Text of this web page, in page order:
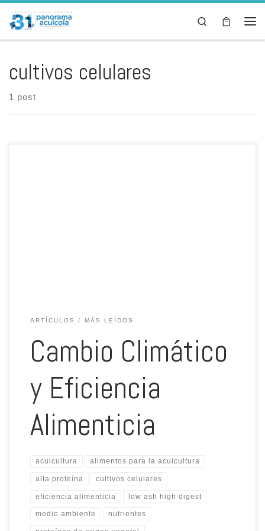
Skip to content
Search
cultivos celulares
1 post
ARTÍCULOS MÁS LEÍDOS
Cambio Climático
y Eficiencia
Alimenticia
acuicultura alimentos para la acuicultura
alta proteína cultivos celulares
eficiencia alimenticia low ash high digest
medio ambiente nutrientes